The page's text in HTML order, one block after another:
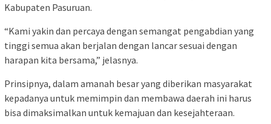
Kabupaten Pasuruan.
“Kami yakin dan percaya dengan semangat pengabdian yang
tinggi semua akan berjalan dengan lancar sesuai dengan
harapan kita bersama,” jelasnya.
Prinsipnya, dalam amanah besar yang diberikan masyarakat
kepadanya untuk memimpin dan membawa daerah ini harus
bisa dimaksimalkan untuk kemajuan dan kesejahteraan.